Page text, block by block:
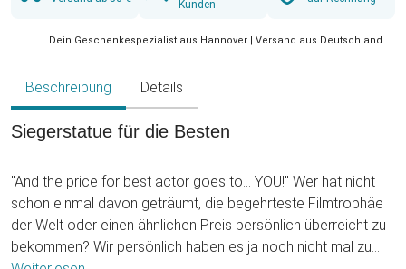
Kunden
Dein Geschenkespezialist aus Hannover | Versand aus Deutschland
Beschreibung Details
Siegerstatue für die Besten
"And the price for best actor goes to... YOU!" Wer hat nicht
schon einmal davon geträumt, die begehrteste Filmtrophäe
der Welt oder einen ähnlichen Preis persönlich überreicht zu
bekommen? Wir persönlich haben es ja noch nicht mal zu